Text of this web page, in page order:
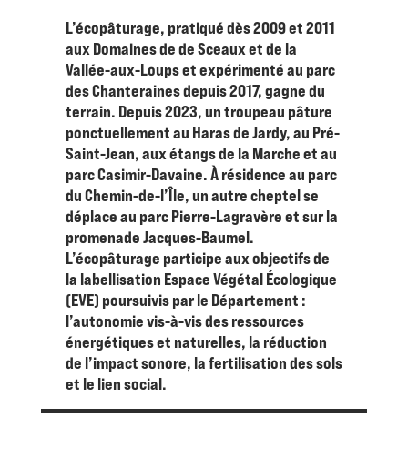
L’écopâturage, pratiqué dès 2009 et 2011
aux Domaines de de Sceaux et de la
Vallée-aux-Loups et expérimenté au parc
des Chanteraines depuis 2017, gagne du
terrain. Depuis 2023, un troupeau pâture
ponctuellement au Haras de Jardy, au Pré-
Saint-Jean, aux étangs de la Marche et au
parc Casimir-Davaine. À résidence au parc
du Chemin-de-l’Île, un autre cheptel se
déplace au parc Pierre-Lagravère et sur la
promenade Jacques-Baumel.
L’écopâturage participe aux objectifs de
la labellisation Espace Végétal Écologique
(EVE) poursuivis par le Département :
l’autonomie vis-à-vis des ressources
énergétiques et naturelles, la réduction
de l’impact sonore, la fertilisation des sols
et le lien social.